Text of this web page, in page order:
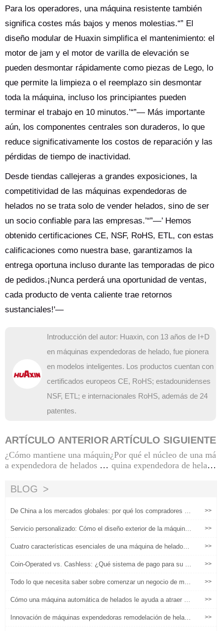
Para los operadores, una máquina resistente también
significa costes más bajos y menos molestias.“” El
diseño modular de Huaxin simplifica el mantenimiento: el
motor de jam y el motor de varilla de elevación se
pueden desmontar rápidamente como piezas de Lego, lo
que permite la limpieza o el reemplazo sin desmontar
toda la máquina, incluso los principiantes pueden
terminar el trabajo en 10 minutos.’“”— Más importante
aún, los componentes centrales son duraderos, lo que
reduce significativamente los costos de reparación y las
pérdidas de tiempo de inactividad.
Desde tiendas callejeras a grandes exposiciones, la
competitividad de las máquinas expendedoras de
helados no se trata solo de vender helados, sino de ser
un socio confiable para las empresas.’“”—’ Hemos
obtenido certificaciones CE, NSF, RoHS, ETL, con estas
calificaciones como nuestra base, garantizamos la
entrega oportuna incluso durante las temporadas de pico
de pedidos.¡Nunca perderá una oportunidad de ventas,
cada producto de venta caliente trae retornos
sustanciales!'—
Introducción del autor: Huaxin, con 13 años de I+D
en máquinas expendedoras de helado, fue pionera
en modelos inteligentes. Los productos cuentan con
certificados europeos CE, RoHS; estadounidenses
NSF, ETL; e internacionales RoHS, además de 24
patentes.
ARTÍCULO ANTERIOR
¿Cómo mantiene una máquin
a expendedora de helados la
e su producto?
ARTÍCULO SIGUIENTE
¿Por qué el núcleo de una má
quina expendedora de helado
BLOG
De China a los mercados globales: por qué los compradores eli
>>
Servicio personalizado: Cómo el diseño exterior de la máquina
>>
Cuatro características esenciales de una máquina de helados i
>>
Coin-Operated vs. Cashless: ¿Qué sistema de pago para su m
>>
Todo lo que necesita saber sobre comenzar un negocio de máq
>>
Cómo una máquina automática de helados le ayuda a atraer m
>>
Innovación de máquinas expendedoras remodelación de helado
>>